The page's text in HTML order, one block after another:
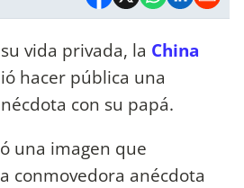
vida privada, la China
hacer pública una
con su papá.
una imagen que
conmovedora anécdota